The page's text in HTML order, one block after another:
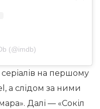
(@imdb)
на першому
а слідом за ними
Далі — «Сокіл